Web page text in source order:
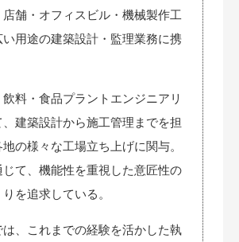
舗・オフィスビル・機械製作工
用途の建築設計・監理業務に携
料・食品プラントエンジニアリ
建築設計から施工管理までを担
の様々な工場立ち上げに関与。
て、機能性を重視した意匠性の
を追求している。
、これまでの経験を活かした執